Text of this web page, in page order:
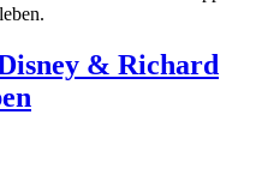
& Richard